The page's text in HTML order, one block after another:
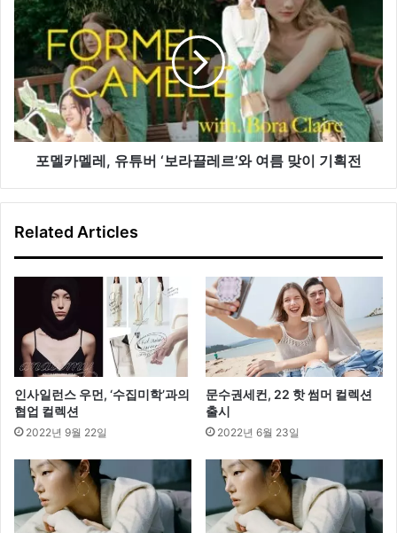
드
하
월
2
억
매
멜
카
유
튜
버
‘보
여
전
포멜카멜레, 유튜버 ‘보라끌레르’와 여름 맞이 기획전
Related Articles
인사일런스 우먼, ‘수집미학’과의
협업 컬렉션
2022년 9월 22일
문수권세컨, 22 핫 썸머 컬렉션
출시
2022년 6월 23일